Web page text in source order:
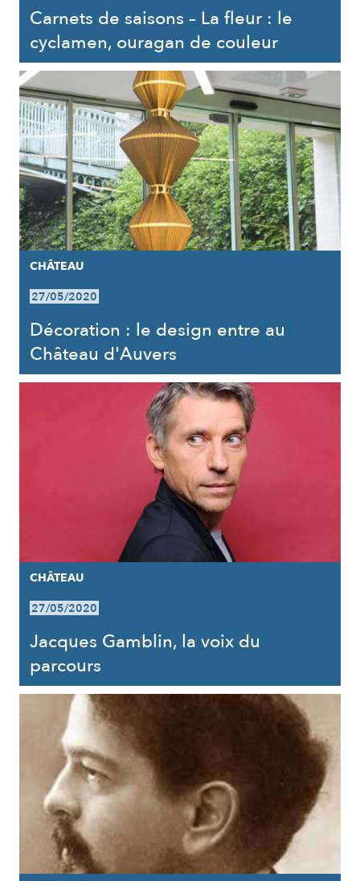
Carnets de saisons – La fleur : le
cyclamen, ouragan de couleur
CHÂTEAU
27/05/2020
Décoration : le design entre au
Château d'Auvers
CHÂTEAU
27/05/2020
Jacques Gamblin, la voix du
parcours